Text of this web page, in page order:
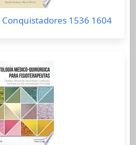
Conquistadores 1536 1604